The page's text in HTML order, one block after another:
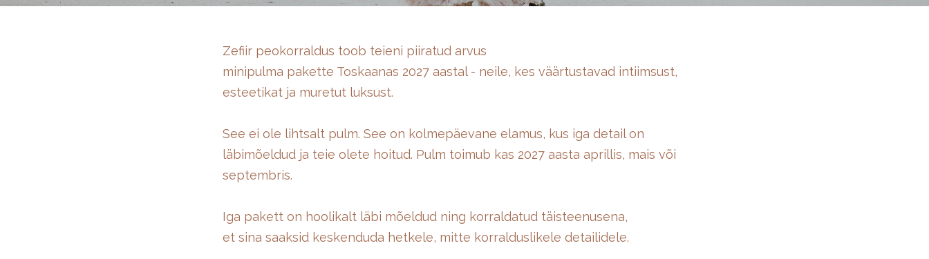
Zefiir peokorraldus toob teieni piiratud arvus
minipulma pakette Toskaanas 2027 aastal - neile, kes väärtustavad intiimsust,
esteetikat ja muretut luksust.
See ei ole lihtsalt pulm. See on kolmepäevane elamus, kus iga detail on
läbimõeldud ja teie olete hoitud. Pulm toimub kas 2027 aasta aprillis, mais või
septembris.
Iga pakett on hoolikalt läbi mõeldud ning korraldatud täisteenusena,
et sina saaksid keskenduda hetkele, mitte korralduslikele detailidele.